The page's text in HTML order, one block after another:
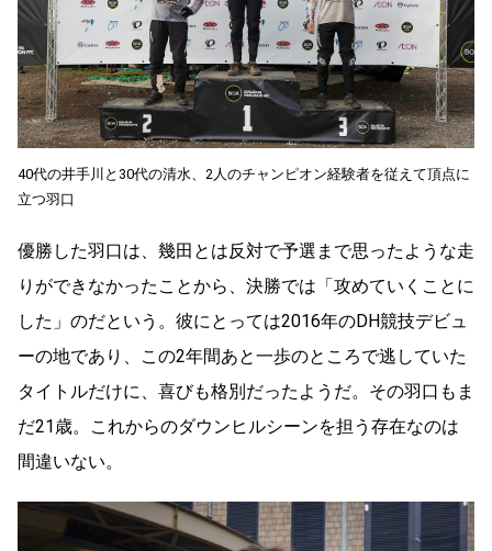
40代の井手川と30代の清水、2人のチャンピオン経験者を従えて頂点に
立つ羽口
優勝した羽口は、幾田とは反対で予選まで思ったような走
りができなかったことから、決勝では「攻めていくことに
した」のだという。彼にとっては2016年のDH競技デビュ
ーの地であり、この2年間あと一歩のところで逃していた
タイトルだけに、喜びも格別だったようだ。その羽口もま
だ21歳。これからのダウンヒルシーンを担う存在なのは
間違いない。